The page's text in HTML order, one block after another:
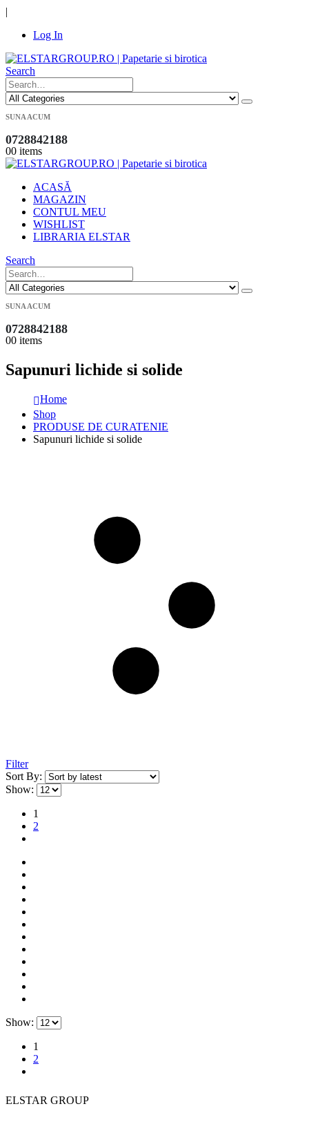
|
Log In
Search
SUNA ACUM
0728842188
00 items
ACASĂ
MAGAZIN
CONTUL MEU
WISHLIST
LIBRARIA ELSTAR
Search
SUNA ACUM
0728842188
00 items
Sapunuri lichide si solide
Home
Shop
PRODUSE DE CURATENIE
Sapunuri lichide si solide
Filter
Sort By:
Show:
1
2
Show:
1
2
ELSTAR GROUP